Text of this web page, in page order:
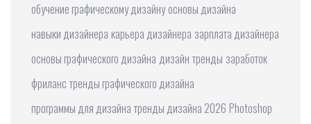
обучение графическому дизайну основы дизайна
навыки дизайнера карьера дизайнера зарплата дизайнера
основы графического дизайна дизайн тренды заработок
фриланс тренды графического дизайна
программы для дизайна тренды дизайна 2026 Photoshop